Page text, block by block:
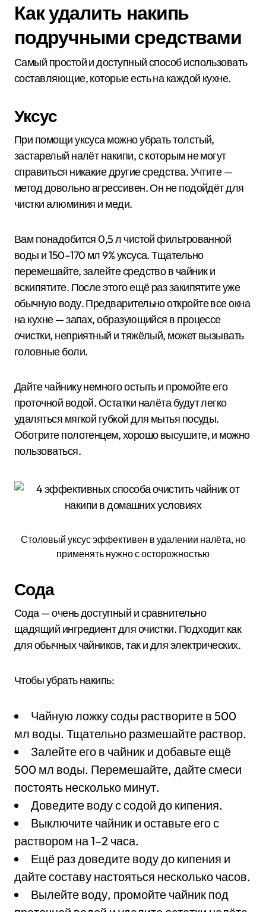
Как удалить накипь
подручными средствами
Самый простой и доступный способ использовать
составляющие, которые есть на каждой кухне.
Уксус
При помощи уксуса можно убрать толстый,
застарелый налёт накипи, с которым не могут
справиться никакие другие средства. Учтите —
метод довольно агрессивен. Он не подойдёт для
чистки алюминия и меди.
Вам понадобится 0,5 л чистой фильтрованной
воды и 150–170 мл 9% уксуса. Тщательно
перемешайте, залейте средство в чайник и
вскипятите. После этого ещё раз закипятите уже
обычную воду. Предварительно откройте все окна
на кухне — запах, образующийся в процессе
очистки, неприятный и тяжёлый, может вызывать
головные боли.
Дайте чайнику немного остыть и промойте его
проточной водой. Остатки налёта будут легко
удаляться мягкой губкой для мытья посуды.
Оботрите полотенцем, хорошо высушите, и можно
пользоваться.
Столовый уксус эффективен в удалении налёта, но
применять нужно с осторожностью
Сода
Сода — очень доступный и сравнительно
щадящий ингредиент для очистки. Подходит как
для обычных чайников, так и для электрических.
Чтобы убрать накипь:
Чайную ложку соды растворите в 500
мл воды. Тщательно размешайте раствор.
Залейте его в чайник и добавьте ещё
500 мл воды. Перемешайте, дайте смеси
постоять несколько минут.
Доведите воду с содой до кипения.
Выключите чайник и оставьте его с
раствором на 1–2 часа.
Ещё раз доведите воду до кипения и
дайте составу настояться несколько часов.
Вылейте воду, промойте чайник под